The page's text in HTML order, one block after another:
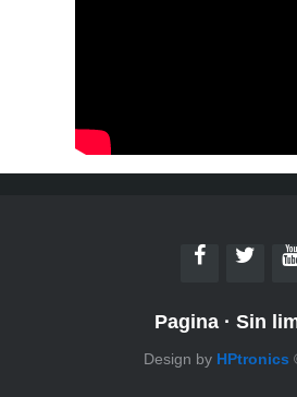
Pagina· Sin
Design by HPtronics